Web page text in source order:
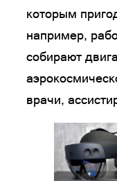
которым
например,
собирают
врачи,